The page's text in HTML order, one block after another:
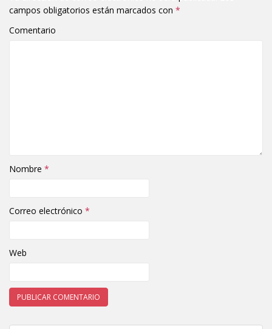
campos obligatorios están marcados con *
Comentario
Nombre *
Correo electrónico *
Web